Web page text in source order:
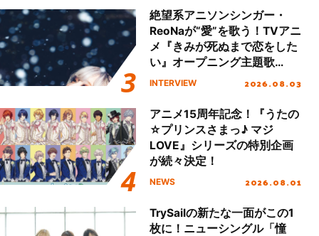
絶望系アニソンシンガー・
ReoNaが“愛”を歌う！TVアニ
メ『きみが死ぬまで恋をした
い』オープニング主題歌
「Amore」インタビュー
INTERVIEW 2026.08.03
アニメ15周年記念！『うたの
☆プリンスさまっ♪ マジ
LOVE』シリーズの特別企画
が続々決定！
NEWS 2026.08.01
TrySailの新たな一面がこの1
枚に！ニューシングル「憧